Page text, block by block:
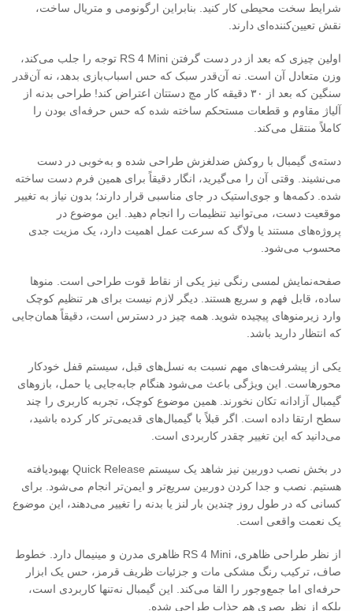
شرایط سخت محیطی کار کنید. بنابراین ارگونومی و متریال ساخت،
نقش تعیین‌کننده‌ای دارند.
اولین چیزی که بعد از در دست گرفتن RS 4 Mini توجه را جلب می‌کند،
وزن متعادل آن است. نه آن‌قدر سبک که حس اسباب‌بازی بدهد، نه آن‌قدر
سنگین که بعد از ۳۰ دقیقه کار مچ دستتان اعتراض کند! طراحی بدنه از
آلیاژ مقاوم و قطعات مستحکم ساخته شده که حس حرفه‌ای بودن را
کاملاً منتقل می‌کند.
دسته‌ی گیمبال با روکش ضدلغزش طراحی شده و به‌خوبی در دست
می‌نشیند. وقتی آن را می‌گیرید، انگار دقیقاً برای همین فرم دست ساخته
شده. دکمه‌ها و جوی‌استیک در جای مناسبی قرار دارند؛ بدون نیاز به تغییر
موقعیت دست، می‌توانید تنظیمات را انجام دهید. این موضوع در
پروژه‌های مستند یا ولاگ که سرعت عمل اهمیت دارد، یک مزیت جدی
محسوب می‌شود.
صفحه‌نمایش لمسی رنگی نیز یکی از نقاط قوت طراحی است. منوها
ساده، قابل فهم و سریع هستند. دیگر لازم نیست برای هر تنظیم کوچک
وارد زیرمنوهای پیچیده شوید. همه چیز در دسترس است، دقیقاً همان‌جایی
که انتظار دارید باشد.
یکی از پیشرفت‌های مهم نسبت به نسل‌های قبل، سیستم قفل خودکار
محور‌هاست. این ویژگی باعث می‌شود هنگام جابه‌جایی یا حمل، بازوهای
گیمبال آزادانه تکان نخورند. همین موضوع کوچک، تجربه کاربری را چند
سطح ارتقا داده است. اگر قبلاً با گیمبال‌های قدیمی‌تر کار کرده باشید،
می‌دانید که این تغییر چقدر کاربردی است.
در بخش نصب دوربین نیز شاهد یک سیستم Quick Release بهبود‌یافته
هستیم. نصب و جدا کردن دوربین سریع‌تر و ایمن‌تر انجام می‌شود. برای
کسانی که در طول روز چندین بار لنز یا بدنه را تغییر می‌دهند، این موضوع
یک نعمت واقعی است.
از نظر طراحی ظاهری، RS 4 Mini ظاهری مدرن و مینیمال دارد. خطوط
صاف، ترکیب رنگ مشکی مات و جزئیات ظریف قرمز، حس یک ابزار
حرفه‌ای اما جمع‌وجور را القا می‌کند. این گیمبال نه‌تنها کاربردی است،
بلکه از نظر بصری هم جذاب طراحی شده.